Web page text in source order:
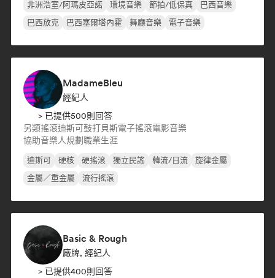
非洲浩室/阿瑪皮亞諾 環境音樂 節拍/低保真
巴西音樂
巴西放克
巴西塞爾塔內霍 舞廳音樂 電子音樂
MadameBleu
經紀人
> 已提供500則回答
另類搖滾迪斯可鼓打貝斯電子搖滾電影音樂
協助音樂人規劃職業生涯
迪斯可 硬核 硬搖滾 獨立民謠 韓流/日流
旋律金屬
金屬／重金屬
流行搖滾
Basic & Rough
廠牌, 經紀人
> 已提供400則回答